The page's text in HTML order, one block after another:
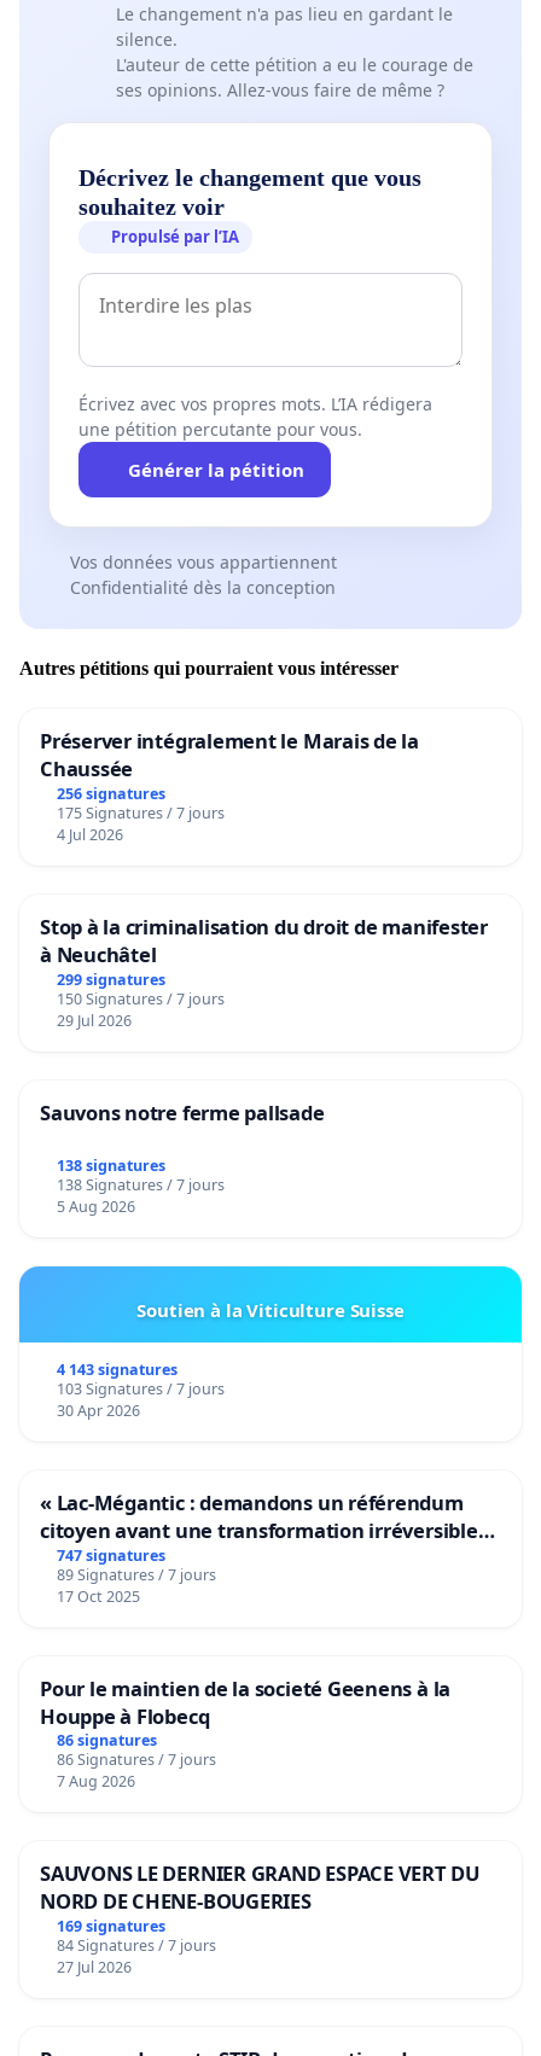
Le changement n'a pas lieu en gardant le
silence.
L'auteur de cette pétition a eu le courage de
ses opinions. Allez-vous faire de même ?
Décrivez le changement que vous
souhaitez voir
Propulsé par l’IA
Écrivez avec vos propres mots. L’IA rédigera
une pétition percutante pour vous.
Générer la pétition
Vos données vous appartiennent
Confidentialité dès la conception
Autres pétitions qui pourraient vous intéresser
Préserver intégralement le Marais de la
Chaussée
256 signatures
175 Signatures / 7 jours
4 Jul 2026
Stop à la criminalisation du droit de manifester
à Neuchâtel
299 signatures
150 Signatures / 7 jours
29 Jul 2026
Sauvons notre ferme pallsade
138 signatures
138 Signatures / 7 jours
5 Aug 2026
Soutien à la Viticulture Suisse
4 143 signatures
103 Signatures / 7 jours
30 Apr 2026
« Lac-Mégantic : demandons un référendum
citoyen avant une transformation irréversible
de notre territoire »
747 signatures
89 Signatures / 7 jours
17 Oct 2025
Pour le maintien de la societé Geenens à la
Houppe à Flobecq
86 signatures
86 Signatures / 7 jours
7 Aug 2026
SAUVONS LE DERNIER GRAND ESPACE VERT DU
NORD DE CHENE-BOUGERIES
169 signatures
84 Signatures / 7 jours
27 Jul 2026